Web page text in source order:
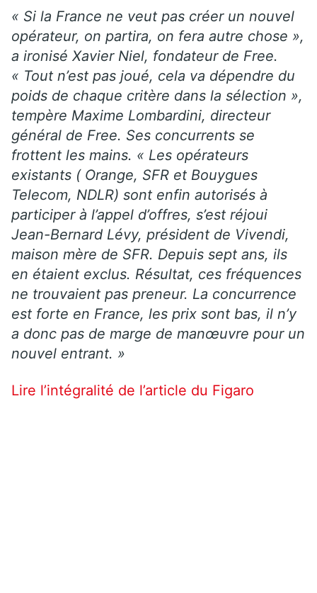
« Si la France ne veut pas créer un nouvel
opérateur, on partira, on fera autre chose »,
a ironisé Xavier Niel, fondateur de Free.
« Tout n’est pas joué, cela va dépendre du
poids de chaque critère dans la sélection »,
tempère Maxime Lombardini, directeur
général de Free. Ses concurrents se
frottent les mains. « Les opérateurs
existants ( Orange, SFR et Bouygues
Telecom, NDLR) sont enfin autorisés à
participer à l’appel d’offres, s’est réjoui
Jean-Bernard Lévy, président de Vivendi,
maison mère de SFR. Depuis sept ans, ils
en étaient exclus. Résultat, ces fréquences
ne trouvaient pas preneur. La concurrence
est forte en France, les prix sont bas, il n’y
a donc pas de marge de manœuvre pour un
nouvel entrant. »
Lire l’intégralité de l’article du Figaro